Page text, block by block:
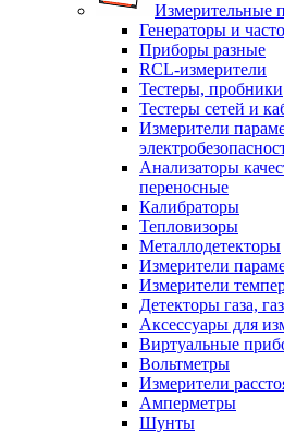
Измерительные
Генераторы и
Приборы разные
RCL-измерители
Тестеры, пробники
Тестеры сетей и
Измерители
Анализаторы
переносные
Калибраторы
Тепловизоры
Металлодетекторы
Измерители
Измерители
Детекторы газа,
Аксессуары для
Виртуальные
Вольтметры
Измерители
Амперметры
Шунты